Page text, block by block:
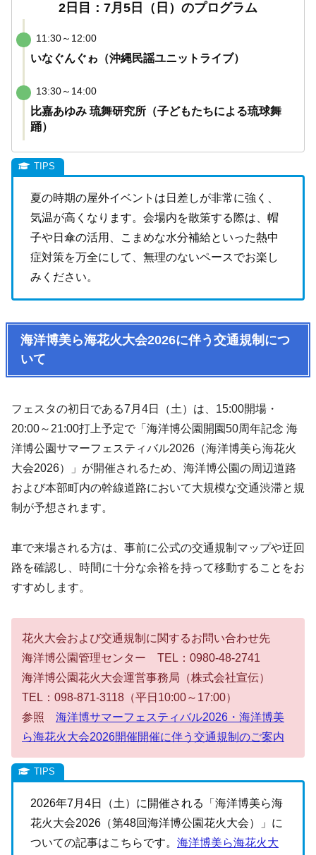
2日目：7月5日（日）のプログラム
11:30～12:00
いなぐんぐゎ（沖縄民謡ユニットライブ）
13:30～14:00
比嘉あゆみ 琉舞研究所（子どもたちによる琉球舞
踊）
夏の時期の屋外イベントは日差しが非常に強く、
気温が高くなります。会場内を散策する際は、帽
子や日傘の活用、こまめな水分補給といった熱中
症対策を万全にして、無理のないペースでお楽し
みください。
海洋博美ら海花火大会2026に伴う交通規制につ
いて
フェスタの初日である7月4日（土）は、15:00開場・
20:00～21:00打上予定で「海洋博公園開園50周年記念 海
洋博公園サマーフェスティバル2026（海洋博美ら海花火
大会2026）」が開催されるため、海洋博公園の周辺道路
および本部町内の幹線道路において大規模な交通渋滞と規
制が予想されます。
車で来場される方は、事前に公式の交通規制マップや迂回
路を確認し、時間に十分な余裕を持って移動することをお
すすめします。
花火大会および交通規制に関するお問い合わせ先
海洋博公園管理センター TEL：0980-48-2741
海洋博公園花火大会運営事務局（株式会社宣伝）
TEL：098-871-3118（平日10:00～17:00）
参照 海洋博サマーフェスティバル2026・海洋博美
ら海花火大会2026開催開催に伴う交通規制のご案内
2026年7月4日（土）に開催される「海洋博美ら海
花火大会2026（第48回海洋博公園花火大会）」に
ついての記事はこちらです。 海洋博美ら海花火大